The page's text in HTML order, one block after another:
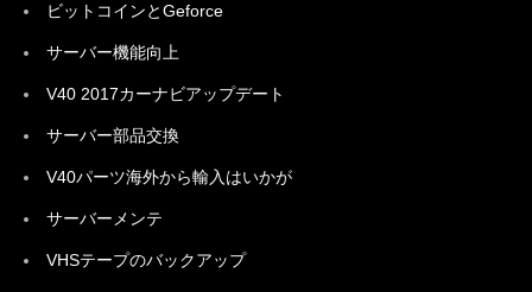
ビットコインとGeforce
サーバー機能向上
V40 2017カーナビアップデート
サーバー部品交換
V40パーツ海外から輸入はいかが
サーバーメンテ
VHSテープのバックアップ